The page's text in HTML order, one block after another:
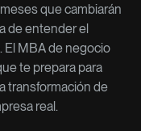
que cambiarán
de entender el
El MBA de negocio
te prepara para
transformación de
real.